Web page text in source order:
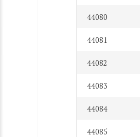
44080
44081
44082
44083
44084
44085